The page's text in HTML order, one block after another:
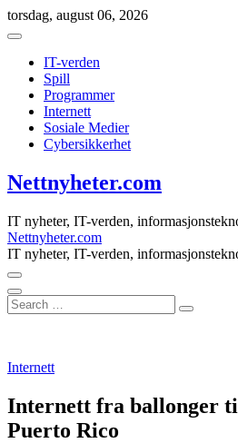
Skip
to
torsdag, august 06, 2026
IT-verden
Spill
Programmer
Internett
Sosiale Medier
Cybersikkerhet
Nettnyheter.com
IT nyheter, IT-verden,
Nettnyheter.com
IT nyheter, IT-verden,
Search
…
Internett
Internett fra ballonger
Puerto Rico